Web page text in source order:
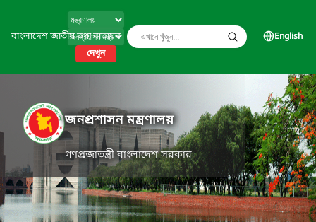
বাংলাদেশ জাতীয় তথ্য বাতায়ন
দেখুন
English
জনপ্রশাসন মন্ত্রণালয়
গণপ্রজাতন্ত্রী বাংলাদেশ সরকার